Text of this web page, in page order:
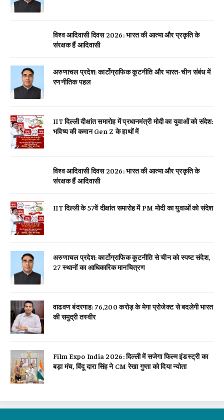
विश्व आदिवासी दिवस 2026: भारत की आत्मा और प्रकृति के
संरक्षक हैं आदिवासी
अरुणाचल प्रदेश: कार्टोग्राफिक कूटनीति और भारत-चीन संबंध में
रणनीतिक पहल
IIT दिल्ली दीक्षांत समारोह में प्रधानमंत्री मोदी का युवाओं को संदेश:
भविष्य की कमान Gen Z के हाथों में
विश्व आदिवासी दिवस 2026: भारत की आत्मा और प्रकृति के
संरक्षक हैं आदिवासी
IIT दिल्ली के 57वें दीक्षांत समारोह में PM मोदी का युवाओं को संदेश
अरुणाचल प्रदेश: कार्टोग्राफिक कूटनीति से चीन को स्पष्ट संदेश,
27 स्थानों का आधिकारिक मानचित्रण
वाढवण बंदरगाह: 76,200 करोड़ के मेगा प्रोजेक्ट से बदलेगी भारत
की समुद्री तस्वीर
Film Expo India 2026: दिल्ली में सजेगा फिल्म इंडस्ट्री का
बड़ा मंच, विंदू दारा सिंह ने CM रेखा गुप्ता को दिया न्योता